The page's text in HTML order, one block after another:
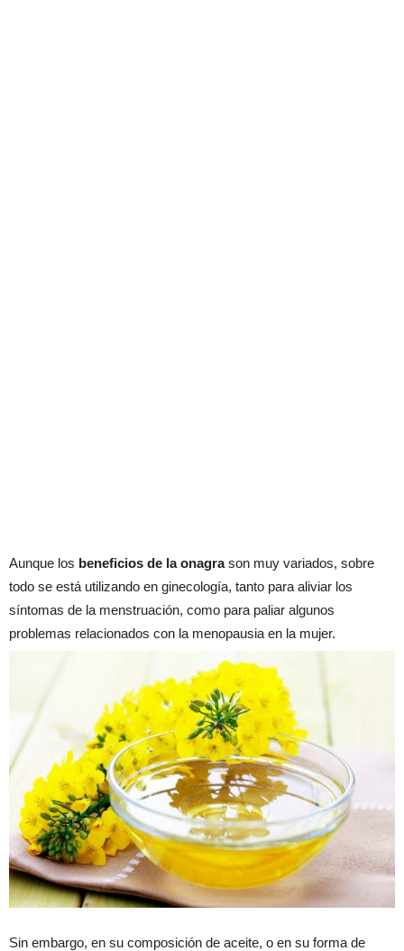
Aunque los beneficios de la onagrason muy variados, sobre
todo se está utilizando en ginecología, tanto para aliviar los
síntomas de la menstruación, como para paliar algunos
problemas relacionados con la menopausia en la mujer.
Sin embargo, en su composición de aceite, o en su forma de